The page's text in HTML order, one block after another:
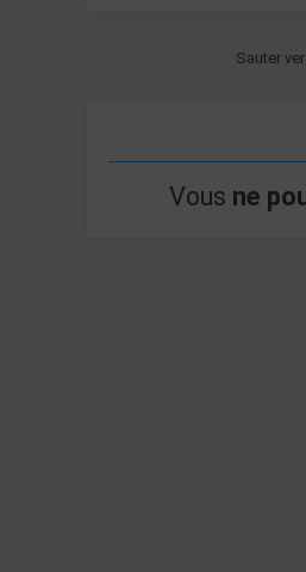
Sauter
Vous ne